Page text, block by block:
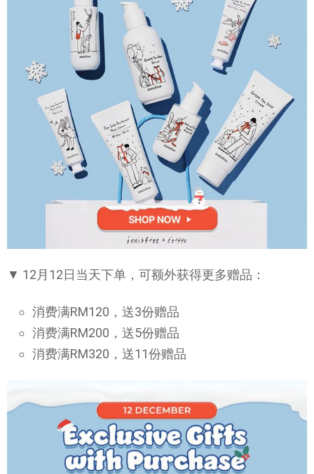
▼ 12月12日当天下单，可额外获得更多赠品：
消费满RM120，送3份赠品
消费满RM200，送5份赠品
消费满RM320，送11份赠品